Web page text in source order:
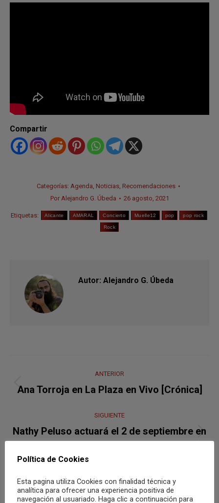
Compartir
Categorías: Agenda, Noticias, Recomendaciones
Por Alejandro G. Úbeda 26 agosto, 2021
Etiquetas: Alicante AMARAL Concierto Muelle12 pop pop rock
Rock
Autor: Alejandro G. Úbeda
entre
publicaciones
ANTERIOR
Publicación
Ana Torroja en La Plaza en Vivo [Crónica]
SIGUIENTE
Publicación
Nathy Peluso actuará el 2 de septiembre en
También te puede gustar
Política de Cookies
Esta pagina utiliza Cookies con finalidad técnica y
analítica para ofrecer una experiencia positiva de
navegación al usuariado. Haga clic a continuación para